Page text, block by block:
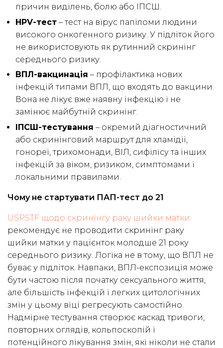
причин виділень, болю або ІПСШ.
HPV-тест – тест на вірус папіломи людини
високого онкогенного ризику. У підліток його
не використовують як рутинний скринінг
середнього ризику.
ВПЛ-вакцинація – профілактика нових
інфекцій типами ВПЛ, що входять до вакцини.
Вона не лікує вже наявну інфекцію і не
замінює майбутній скринінг.
ІПСШ-тестування – окремий діагностичний
або скринінговий маршрут для хламідії,
гонореї, трихомонади, ВІЛ, сифілісу та інших
інфекцій за віком, ризиком, симптомами і
локальними правилами.
Чому не стартувати ПАП-тест до 21
USPSTF щодо скринінгу раку шийки матки
рекомендує не проводити скринінг раку
шийки матки у пацієнток молодше 21 року
середнього ризику. Логіка не в тому, що ВПЛ не
буває у підліток. Навпаки, ВПЛ-експозиція може
бути частою після початку сексуального життя,
але більшість інфекцій і легких цитологічних
змін у цьому віці регресують самостійно.
Надмірне тестування створює каскад тривоги,
повторних оглядів, кольпоскопій і
потенційного лікування змін, які ніколи не стали